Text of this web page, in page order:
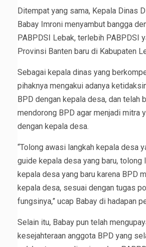
Ditempat yang sama, Kepala Dinas
Babay Imroni menyambut bangga
PABPDSI Lebak, terlebih PABPDSI
Provinsi Banten baru di Kabupaten
Sebagai kepala dinas yang
pihaknya mengakui adanya
BPD dengan kepala desa, dan telah
mendorong BPD agar menjadi mitra
dengan kepala desa.
“Tolong awasi langkah kepala desa
guide kepala desa yang baru, tolong
kepala desa yang baru karena BPD
kepala desa, sesuai dengan tugas
fungsinya,” ucap Babay di hadapan
Selain itu, Babay pun telah
kesejahteraan anggota BPD yang